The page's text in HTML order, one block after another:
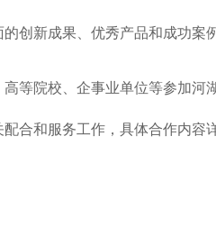
创新成果、优秀产品和成功案
院校、企事业单位等参加河
合和服务工作，具体合作内容